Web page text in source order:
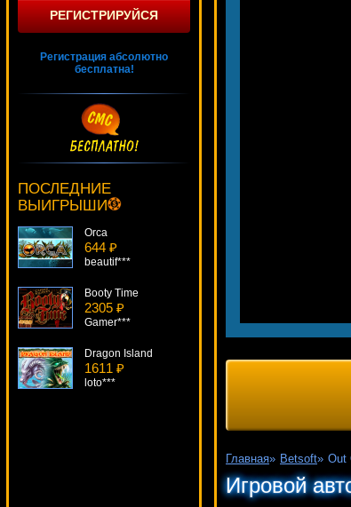
Главная» Betsoft» Out
Игровой
РЕГИСТРИРУЙСЯ
Регистрация абсолютно
бесплатна!
ПОСЛЕДНИЕ
ВЫИГРЫШИ
1829 ₽
Root77***
Orca
644 ₽
beautif***
Booty Time
2305 ₽
Gamer***
Dragon Island
1611 ₽
loto***